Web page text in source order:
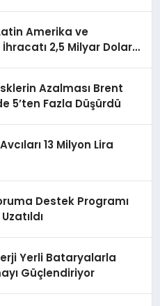
Amerika ve
2,5 Milyar Dolara
Azalması Brent
5’ten Fazla Düşürdü
13 Milyon Lira
Destek Programı
Yerli Bataryalarla
Güçlendiriyor